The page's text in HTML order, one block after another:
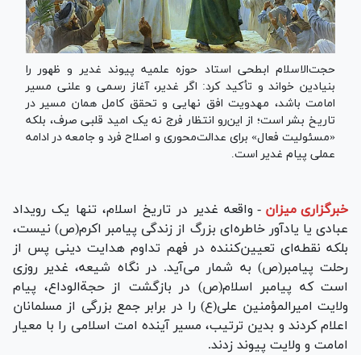
حجت‌الاسلام ابطحی استاد حوزه علمیه پیوند غدیر و ظهور را
بنیادین خواند و تأکید کرد: اگر غدیر، آغاز رسمی و علنی مسیر
امامت باشد، مهدویت افق نهایی و تحقق کامل همان مسیر در
تاریخ بشر است؛ از این‌رو انتظار فرج نه یک امید قلبی صرف، بلکه
«مسئولیت فعال» برای عدالت‌محوری و اصلاح فرد و جامعه در ادامه
عملی پیام غدیر است.
خبرگزاری میزان - واقعه غدیر در تاریخ اسلام، تنها یک رویداد
عبادی یا یادآور خاطره‌ای بزرگ از زندگی پیامبر اکرم(ص) نیست،
بلکه نقطه‌ای تعیین‌کننده در فهم تداوم هدایت دینی پس از
رحلت پیامبر(ص) به شمار می‌آید. در نگاه شیعه، غدیر روزی
است که پیامبر اسلام(ص) در بازگشت از حجةالوداع، پیام
ولایت امیرالمؤمنین علی(ع) را در برابر جمع بزرگی از مسلمانان
اعلام کردند و بدین ترتیب، مسیر آینده امت اسلامی را با معیار
امامت و ولایت پیوند زدند.